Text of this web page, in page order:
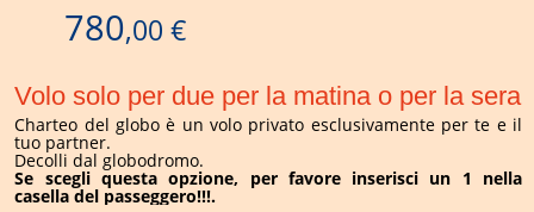
780,00 €
Volo solo per due per la matina o per la sera
Charteo del globo è un volo privato esclusivamente per te e il
tuo partner.
Decolli dal globodromo.
Se scegli questa opzione, per favore inserisci un 1 nella
casella del passeggero!!!.